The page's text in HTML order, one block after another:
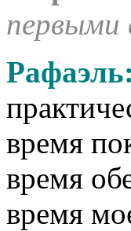
первыми
Рафаэль:
время
время
время